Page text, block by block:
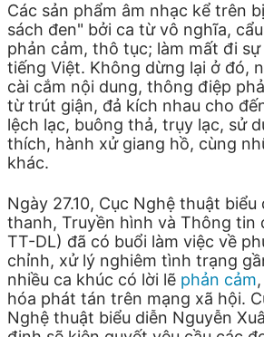
Các sản phẩm âm nhạc kể trên
sách đen" bởi ca từ vô nghĩa,
phản cảm, thô tục; làm mất đi
tiếng Việt. Không dừng lại ở đó,
cài cắm nội dung, thông điệp
từ trút giận, đả kích nhau cho
lệch lạc, buông thả, trụy lạc, sử
thích, hành xử giang hồ, cùng
khác.
Ngày 27.10, Cục Nghệ thuật biểu
thanh, Truyền hình và Thông tin
TT-DL) đã có buổi làm việc về
chỉnh, xử lý nghiêm tình trạng
nhiều ca khúc có lời lẽ phản cảm
hóa phát tán trên mạng xã hội.
Nghệ thuật biểu diễn Nguyễn